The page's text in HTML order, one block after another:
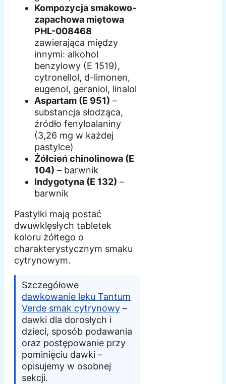
Kompozycja smakowo-
zapachowa miętowa
PHL-008468
zawierająca między
innymi: alkohol
benzylowy (E 1519),
cytronellol, d-limonen,
eugenol, geraniol, linalol
Aspartam (E 951) –
substancja słodząca,
źródło fenyloalaniny
(3,26 mg w każdej
pastylce)
Żółcień chinolinowa (E
104) – barwnik
Indygotyna (E 132) –
barwnik
Pastylki mają postać
dwuwklęsłych tabletek
koloru żółtego o
charakterystycznym smaku
cytrynowym.
Szczegółowe
dawkowanie leku Tantum
Verde smak cytrynowy –
dawki dla dorosłych i
dzieci, sposób podawania
oraz postępowanie przy
pominięciu dawki –
opisujemy w osobnej
sekcji.